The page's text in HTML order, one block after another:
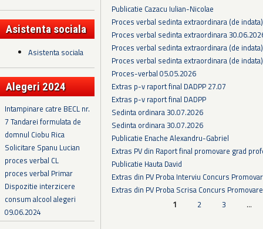
Asistenta sociala
Asistenta sociala
Alegeri 2024
Intampinare catre BECL nr.
7 Tandarei formulata de
domnul Ciobu Rica
Solicitare Spanu Lucian
proces verbal CL
proces verbal Primar
Dispozitie interzicere
consum alcool alegeri
09.06.2024
Publicatie Cazacu Iulian-Nicolae
Proces verbal sedinta extraordinara (de
Proces verbal sedinta extraordinara
Proces verbal sedinta extraordinara (de
Proces verbal sedinta extraordinara (de
Proces-verbal 05.05.2026
Extras p-v raport final DADPP 27.07
Extras p-v raport final DADPP
Sedinta ordinara 30.07.2026
Sedinta ordinara 30.07.2026
Publicatie Enache Alexandru-Gabriel
Extras PV din Raport final promovare grad
Publicatie Hauta David
Extras din PV Proba Interviu Concurs
Extras din PV Proba Scrisa Concurs
1 2 3 …